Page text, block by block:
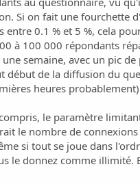
Si on fait une fourchette
entre 0.1 % et 5 %, cela
à 100 000 répondants
semaine, avec un pic
début de la diffusion du
heures
le paramètre
le nombre de
si tout se joue dans
le donnez comme illimité.